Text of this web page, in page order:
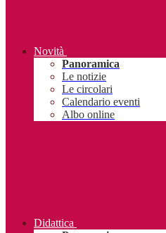
Novità
Panoramica
Le notizie
Le circolari
Calendario eventi
Albo online
Didattica